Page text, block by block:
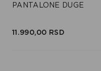
PANTALONE DUGE
11.990,00 RSD